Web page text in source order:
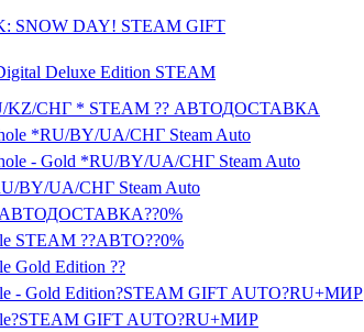
SNOW DAY! STEAM GIFT
Deluxe Edition STEAM
KZ/СНГ * STEAM ?? АВТОДОСТАВКА
*RU/BY/UA/СНГ Steam Auto
- Gold *RU/BY/UA/СНГ Steam Auto
BY/UA/СНГ Steam Auto
STEAM ??АВТО??0%
Gold Edition ??
- Gold Edition?STEAM GIFT AUTO?RU+МИР
GIFT AUTO?RU+МИР